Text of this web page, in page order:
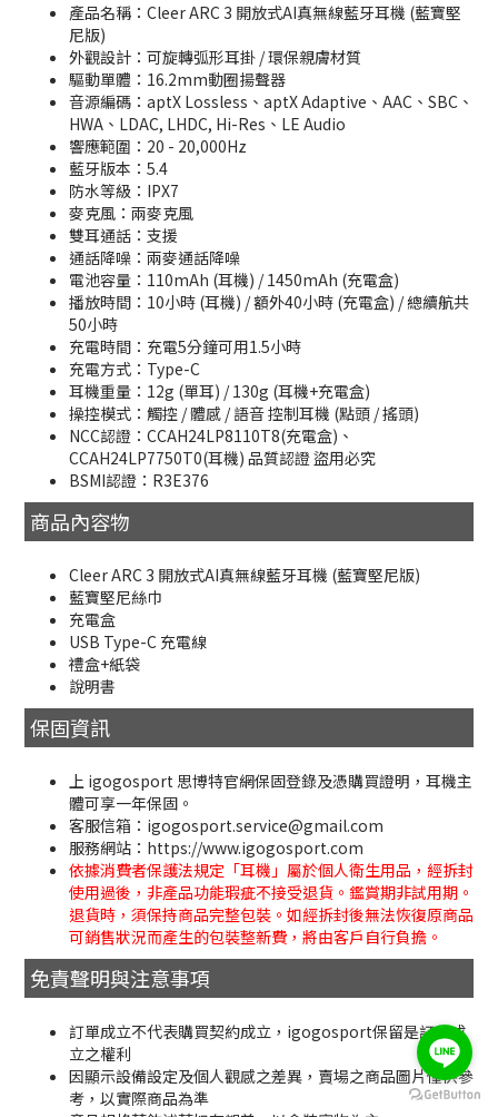
產品名稱：Cleer ARC 3 開放式AI真無線藍牙耳機 (藍寶堅
尼版)
外觀設計：可旋轉弧形耳掛 / 環保親膚材質
驅動單體：16.2mm動圈揚聲器
音源編碼：aptX Lossless、aptX Adaptive、AAC、SBC、
HWA、LDAC, LHDC, Hi-Res、LE Audio
響應範圍：20 - 20,000Hz
藍牙版本：5.4
防水等級：IPX7
麥克風：兩麥克風
雙耳通話：支援
通話降噪：兩麥通話降噪
電池容量：110mAh (耳機) / 1450mAh (充電盒)
播放時間：10小時 (耳機) / 額外40小時 (充電盒) / 總續航共
50小時
充電時間：充電5分鐘可用1.5小時
充電方式：Type-C
耳機重量：12g (單耳) / 130g (耳機+充電盒)
操控模式：觸控 / 體感 / 語音 控制耳機 (點頭 / 搖頭)
NCC認證：CCAH24LP8110T8(充電盒)、
CCAH24LP7750T0(耳機) 品質認證 盜用必究
BSMI認證：R3E376
商品內容物
Cleer ARC 3 開放式AI真無線藍牙耳機 (藍寶堅尼版)
藍寶堅尼絲巾
充電盒
USB Type-C 充電線
禮盒+紙袋
說明書
保固資訊
上 igogosport 思博特官網保固登錄及憑購買證明，耳機主
體可享一年保固。
客服信箱：igogosport.service@gmail.com
服務網站：https://www.igogosport.com
依據消費者保護法規定「耳機」屬於個人衛生用品，經拆封
使用過後，非產品功能瑕疵不接受退貨。鑑賞期非試用期。
退貨時，須保持商品完整包裝。如經拆封後無法恢復原商品
可銷售狀況而產生的包裝整新費，將由客戶自行負擔。
免責聲明與注意事項
訂單成立不代表購買契約成立，igogosport保留是訂單成
立之權利
因顯示設備設定及個人觀感之差異，賣場之商品圖片僅供參
考，以實際商品為準
立即購買